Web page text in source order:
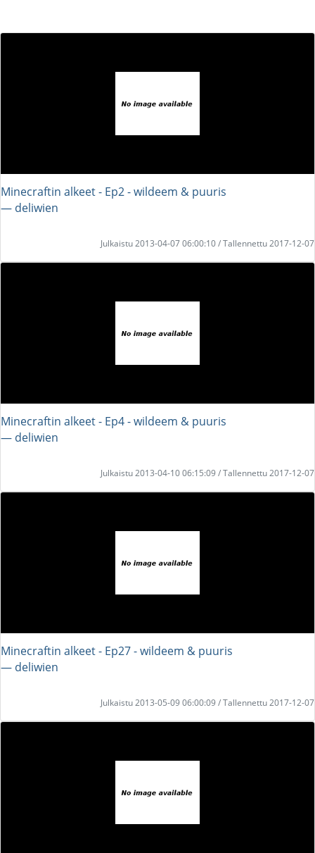
Minecraftin alkeet - Ep2 - wildeem & puuris
― deliwien
Julkaistu 2013-04-07 06:00:10 / Tallennettu 2017-12-07
Minecraftin alkeet - Ep4 - wildeem & puuris
― deliwien
Julkaistu 2013-04-10 06:15:09 / Tallennettu 2017-12-07
Minecraftin alkeet - Ep27 - wildeem & puuris
― deliwien
Julkaistu 2013-05-09 06:00:09 / Tallennettu 2017-12-07